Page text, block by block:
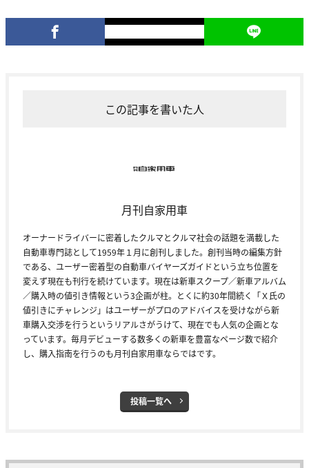
この記事を書いた人
月刊自家用車
オーナードライバーに密着したクルマとクルマ社会の話題を満載した
自動車専門誌として1959年１月に創刊しました。創刊当時の編集方針
である、ユーザー密着型の自動車バイヤーズガイドという立ち位置を
変えず現在も刊行を続けています。現在は新車スクープ／新車アルバム
／購入時の値引き情報という3企画が柱。とくに約30年間続く「Ｘ氏の
値引きにチャレンジ」はユーザーがプロのアドバイスを受けながら新
車購入交渉を行うというリアルさがうけて、現在でも人気の企画とな
っています。毎月デビューする数多くの新車を豊富なページ数で紹介
し、購入指南を行うのも月刊自家用車ならではです。
投稿一覧へ